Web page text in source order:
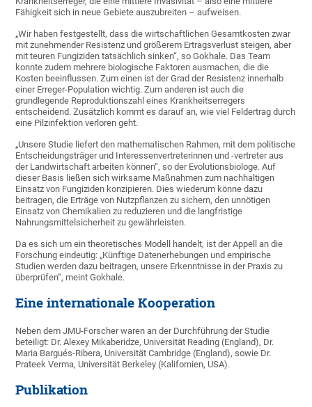
Fähigkeit sich in neue Gebiete auszubreiten – aufweisen.
„Wir haben festgestellt, dass die wirtschaftlichen Gesamtkosten zwar
mit zunehmender Resistenz und größerem Ertragsverlust steigen, aber
mit teuren Fungiziden tatsächlich sinken“, so Gokhale. Das Team
konnte zudem mehrere biologische Faktoren ausmachen, die die
Kosten beeinflussen. Zum einen ist der Grad der Resistenz innerhalb
einer Erreger-Population wichtig. Zum anderen ist auch die
grundlegende Reproduktionszahl eines Krankheitserregers
entscheidend. Zusätzlich kommt es darauf an, wie viel Feldertrag durch
eine Pilzinfektion verloren geht.
„Unsere Studie liefert den mathematischen Rahmen, mit dem politische
Entscheidungsträger und Interessenvertreterinnen und -vertreter aus
der Landwirtschaft arbeiten können“, so der Evolutionsbiologe. Auf
dieser Basis ließen sich wirksame Maßnahmen zum nachhaltigen
Einsatz von Fungiziden konzipieren. Dies wiederum könne dazu
beitragen, die Erträge von Nutzpflanzen zu sichern, den unnötigen
Einsatz von Chemikalien zu reduzieren und die langfristige
Nahrungsmittelsicherheit zu gewährleisten.
Da es sich um ein theoretisches Modell handelt, ist der Appell an die
Forschung eindeutig: „Künftige Datenerhebungen und empirische
Studien werden dazu beitragen, unsere Erkenntnisse in der Praxis zu
überprüfen“, meint Gokhale.
Eine internationale Kooperation
Neben dem JMU-Forscher waren an der Durchführung der Studie
beteiligt: Dr. Alexey Mikaberidze, Universität Reading (England), Dr.
Maria Bargués-Ribera, Universität Cambridge (England), sowie Dr.
Prateek Verma, Universität Berkeley (Kalifornien, USA).
Publikation